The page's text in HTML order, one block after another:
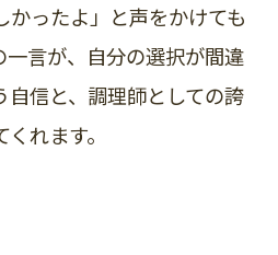
ったよ」と声をかけても
一言が、自分の選択が間違
自信と、調理師としての誇
れます。